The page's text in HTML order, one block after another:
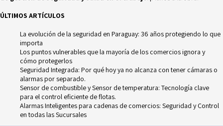
ÚLTIMOS ARTÍCULOS
La evolución de la seguridad en Paraguay: 36 años protegiendo lo que
importa
Los puntos vulnerables que la mayoría de los comercios ignora y
cómo protegerlos
Seguridad Integrada: Por qué hoy ya no alcanza con tener cámaras o
alarmas por separado.
Sensor de combustible y Sensor de temperatura: Tecnología clave
para el control eficiente de flotas.
Alarmas Inteligentes para cadenas de comercios: Seguridad y Control
en todas las Sucursales